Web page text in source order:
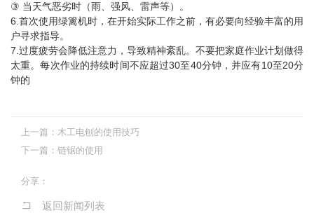
③ 当天气恶劣时（雨、强风、雷声等）。
6.首次使用绿篱机时，在开始实际工作之前，有必要向经验丰富的用
户寻求指导。
7.过度疲劳会降低注意力，导致精神紊乱。不要把家庭作业计划做得
太重。每次作业的持续时间不应超过30至40分钟，并应有10至20分
钟的
上一篇： 木工电刨的使用技巧
下一篇： 链锯的使用
分享：
返回新闻列表